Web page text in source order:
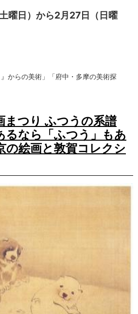
曜日）から2月27日（日曜
からの美術」「府中・多摩の美術探
まつり ふつうの系譜
るなら「ふつう」もあ
の絵画と敦賀コレクシ